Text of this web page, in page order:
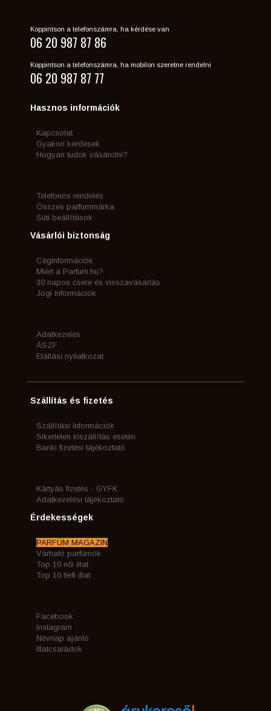
Koppintson a telefonszámra, ha kérdése van
06 20 987 87 86
Koppintson a telefonszámra, ha mobilon szeretne rendelni
06 20 987 87 77
Hasznos információk
Kapcsolat
Gyakori kérdések
Hogyan tudok vásárolni?
Telefonos rendelés
Összes parfummárka
Süti beállítások
Vásárlói biztonság
Céginformációk
Miért a Parfum.hu?
30 napos csere és visszavásárlás
Jogi információk
Adatkezelés
ÁSZF
Elállási nyilatkozat
Szállítás és fizetés
Szállítási információk
Sikertelen kiszállítás esetén
Banki fizetési tájékoztató
Kártyás fizetés - GYFK
Adatkezelési tájékoztató
Érdekességek
PARFÜM MAGAZIN
Várható parfümök
Top 10 női illat
Top 10 férfi illat
Facebook
Instagram
Névnap ajánló
Illatcsaládok